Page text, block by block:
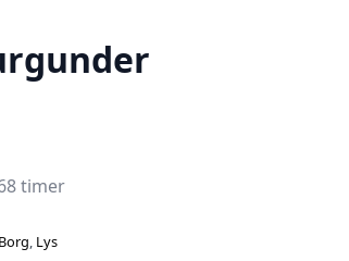
timer
, Lys